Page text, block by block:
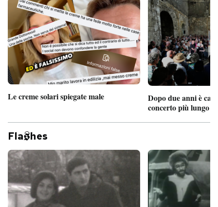
Le creme solari spiegate male
Dopo due anni è
concerto più lungo
Fla hes